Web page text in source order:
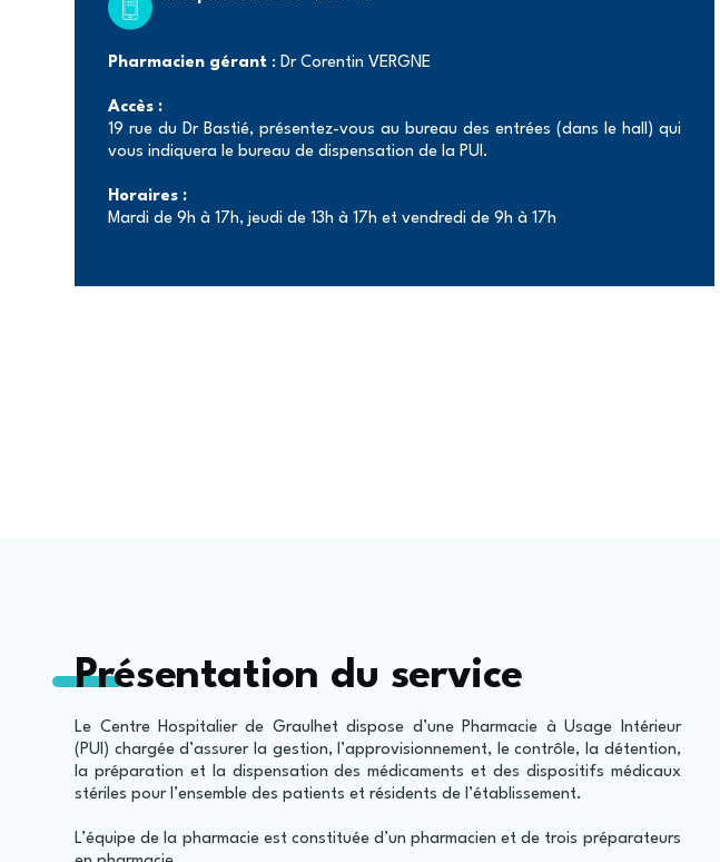
Pharmacien gérant : Dr Corentin VERGNE
Accès :
19 rue du Dr Bastié, présentez-vous au bureau des entrées (dans le hall) qui
vous indiquera le bureau de dispensation de la PUI.
Horaires :
Mardi de 9h à 17h, jeudi de 13h à 17h et vendredi de 9h à 17h
Présentation du service
Le Centre Hospitalier de Graulhet dispose d’une Pharmacie à Usage Intérieur
(PUI) chargée d’assurer la gestion, l’approvisionnement, le contrôle, la détention,
la préparation et la dispensation des médicaments et des dispositifs médicaux
stériles pour l’ensemble des patients et résidents de l’établissement.
L’équipe de la pharmacie est constituée d’un pharmacien et de trois préparateurs